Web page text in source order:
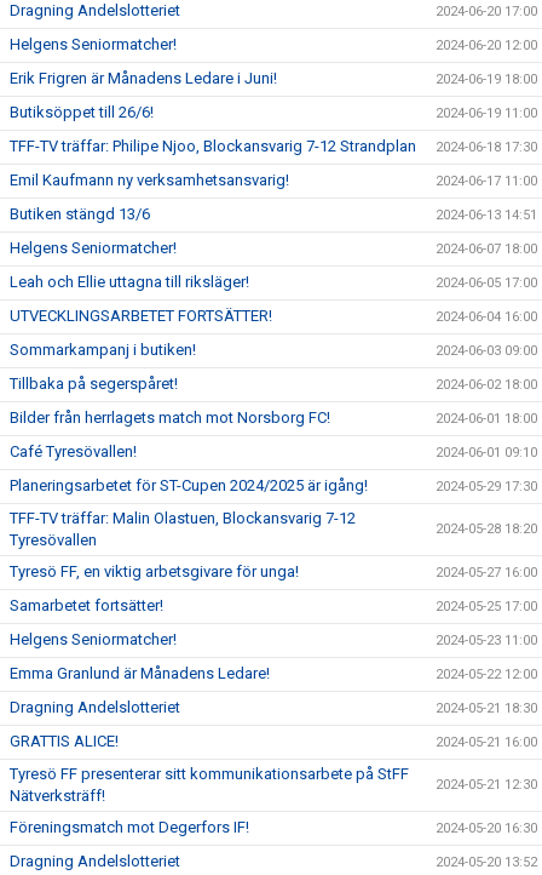
Dragning Andelslotteriet 2024-06-20 17:00
Helgens Seniormatcher! 2024-06-20 12:00
Erik Frigren är Månadens Ledare i Juni! 2024-06-19 18:00
Butiksöppet till 26/6! 2024-06-19 11:00
TFF-TV träffar: Philipe Njoo, Blockansvarig 7-12 Strandplan 2024-06-18 17:30
Emil Kaufmann ny verksamhetsansvarig! 2024-06-17 11:00
Butiken stängd 13/6 2024-06-13 14:51
Helgens Seniormatcher! 2024-06-07 18:00
Leah och Ellie uttagna till riksläger! 2024-06-05 17:00
UTVECKLINGSARBETET FORTSÄTTER! 2024-06-04 16:00
Sommarkampanj i butiken! 2024-06-03 09:00
Tillbaka på segerspåret! 2024-06-02 18:00
Bilder från herrlagets match mot Norsborg FC! 2024-06-01 18:00
Café Tyresövallen! 2024-06-01 09:10
Planeringsarbetet för ST-Cupen 2024/2025 är igång! 2024-05-29 17:30
TFF-TV träffar: Malin Olastuen, Blockansvarig 7-12
Tyresövallen
2024-05-28 18:20
Tyresö FF, en viktig arbetsgivare för unga! 2024-05-27 16:00
Samarbetet fortsätter! 2024-05-25 17:00
Helgens Seniormatcher! 2024-05-23 11:00
Emma Granlund är Månadens Ledare! 2024-05-22 12:00
Dragning Andelslotteriet 2024-05-21 18:30
GRATTIS ALICE! 2024-05-21 16:00
Tyresö FF presenterar sitt kommunikationsarbete på StFF
Nätverksträff!
2024-05-21 12:30
Föreningsmatch mot Degerfors IF! 2024-05-20 16:30
Dragning Andelslotteriet 2024-05-20 13:52